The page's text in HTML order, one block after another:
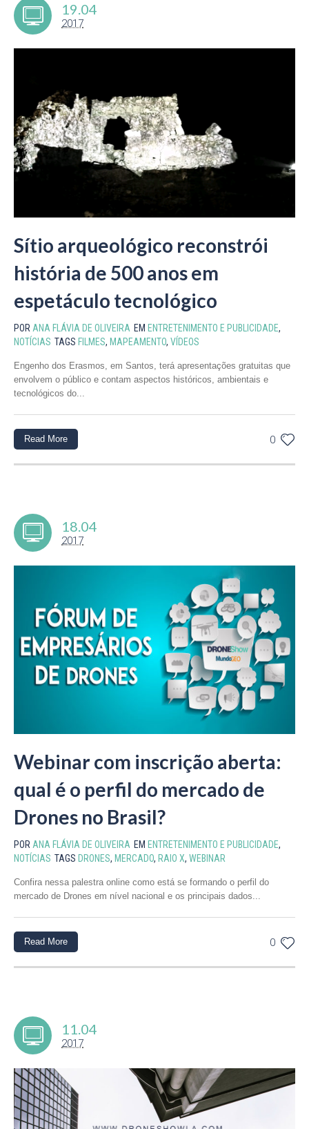
19.04
2017
Sítio arqueológico reconstrói
história de 500 anos em
espetáculo tecnológico
POR ANA FLÁVIA DE OLIVEIRA EM ENTRETENIMENTO E PUBLICIDADE,
NOTÍCIAS TAGS FILMES, MAPEAMENTO, VÍDEOS
Engenho dos Erasmos, em Santos, terá apresentações gratuitas que
envolvem o público e contam aspectos históricos, ambientais e
tecnológicos do...
0
Read More
18.04
2017
Webinar com inscrição aberta:
qual é o perfil do mercado de
Drones no Brasil?
POR ANA FLÁVIA DE OLIVEIRA EM ENTRETENIMENTO E PUBLICIDADE,
NOTÍCIAS TAGS DRONES, MERCADO, RAIO X, WEBINAR
Confira nessa palestra online como está se formando o perfil do
mercado de Drones em nível nacional e os principais dados...
0
Read More
11.04
2017